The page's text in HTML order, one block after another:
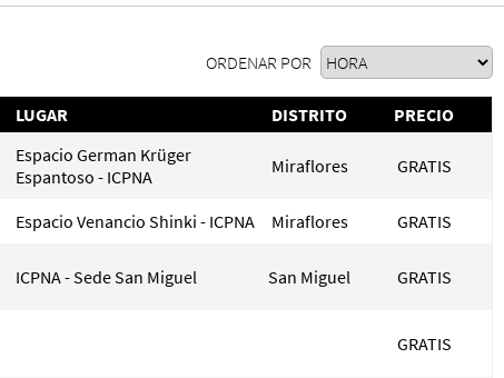
ORDENAR POR
LUGAR DISTRITO PRECIO
Espacio German Krüger
Espantoso - ICPNA
Miraflores GRATIS
Espacio Venancio Shinki - ICPNA Miraflores GRATIS
ICPNA - Sede San Miguel San Miguel GRATIS
GRATIS